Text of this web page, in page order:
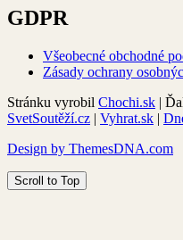
GDPR
Všeobecné obchodné
Zásady ochrany
Stránku vyrobil Chochi.sk |
SvetSoutěží.cz | Vyhrat.sk |
Design by ThemesDNA.com
Scroll to Top